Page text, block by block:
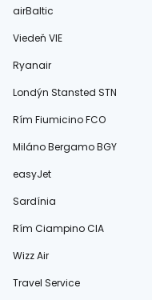
airBaltic
Viedeň VIE
Ryanair
Londýn Stansted STN
Rím Fiumicino FCO
Miláno Bergamo BGY
easyJet
Sardínia
Rím Ciampino CIA
Wizz Air
Travel Service